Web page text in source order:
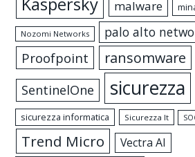
malware
Nozomi Networks palo alto
Proofpoint ransomware
SentinelOne sicurezza
sicurezza informatica Sicurezza It
Trend Micro Vectra AI